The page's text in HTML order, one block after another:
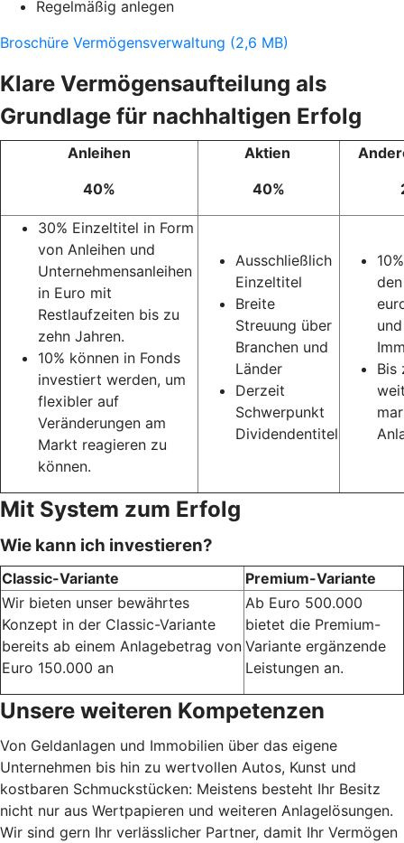
Regelmäßig anlegen
Broschüre Vermögensverwaltung (2,6 MB)
Klare Vermögensaufteilung als
Grundlage für nachhaltigen Erfolg
Anleihen
40%
Aktien
40%
30% Einzeltitel in Form
von Anleihen und
Unternehmensanleihen
in Euro mit
Restlaufzeiten bis zu
zehn Jahren.
10% können in Fonds
investiert werden, um
flexibler auf
Veränderungen am
Markt reagieren zu
können.
Ausschließlich
Einzeltitel
Breite
Streuung über
Branchen und
Länder
Derzeit
Schwerpunkt
Dividendentitel
den
Bis
Mit System zum Erfolg
Wie kann ich investieren?
Classic-Variante
Premium-Variante
Wir bieten unser bewährtes
Konzept in der Classic-Variante
bereits ab einem Anlagebetrag von
Euro 150.000 an
Ab Euro 500.000
bietet die Premium-
Variante ergänzende
Leistungen an.
Unsere weiteren Kompetenzen
Von Geldanlagen und Immobilien über das eigene
Unternehmen bis hin zu wertvollen Autos, Kunst und
kostbaren Schmuckstücken: Meistens besteht Ihr Besitz
nicht nur aus Wertpapieren und weiteren Anlagelösungen.
Wir sind gern Ihr verlässlicher Partner, damit Ihr Vermögen